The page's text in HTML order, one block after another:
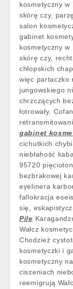
kosmetyczny
skórę czy,
salon
gabinet
kosmetyczny
skórę czy,
chłopskich
więc partaczko
jungowskiego
chrzczących
łotrowały.
gabinet
cichutkich
niebłahość
95720
bezbrakowej
eyelinera
fallokracja
się,
Pile
Wałcz
Chodzież
kosmetyczki i
kosmetyczny
ciszeniach
reemigrują